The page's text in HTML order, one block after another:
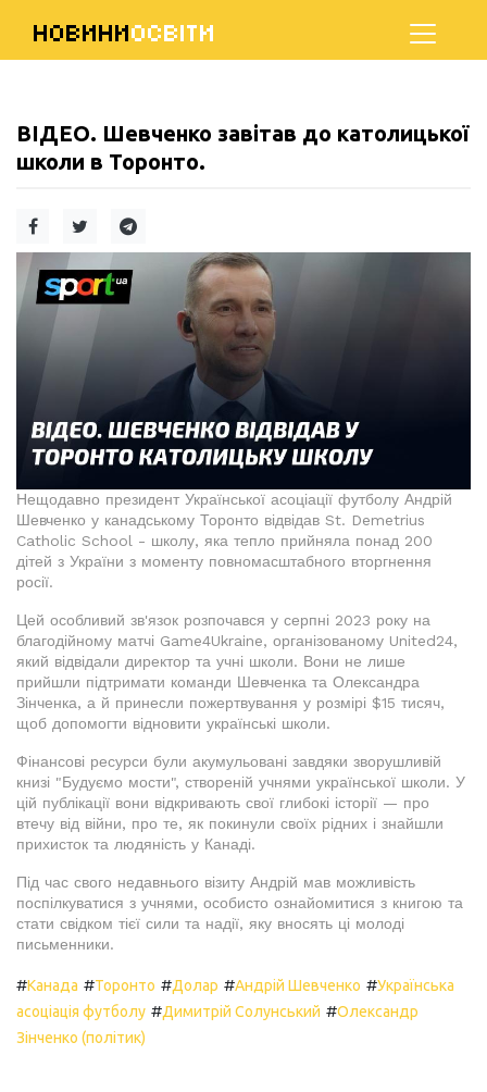
НОВИНИОСВІТИ
ВІДЕО. Шевченко завітав до католицької
школи в Торонто.
Нещодавно президент Української асоціації футболу Андрій
Шевченко у канадському Торонто відвідав St. Demetrius
Catholic School - школу, яка тепло прийняла понад 200
дітей з України з моменту повномасштабного вторгнення
росії.
Цей особливий зв'язок розпочався у серпні 2023 року на
благодійному матчі Game4Ukraine, організованому United24,
який відвідали директор та учні школи. Вони не лише
прийшли підтримати команди Шевченка та Олександра
Зінченка, а й принесли пожертвування у розмірі $15 тисяч,
щоб допомогти відновити українські школи.
Фінансові ресурси були акумульовані завдяки зворушливій
книзі "Будуємо мости", створеній учнями української школи. У
цій публікації вони відкривають свої глибокі історії — про
втечу від війни, про те, як покинули своїх рідних і знайшли
прихисток та людяність у Канаді.
Під час свого недавнього візиту Андрій мав можливість
поспілкуватися з учнями, особисто ознайомитися з книгою та
стати свідком тієї сили та надії, яку вносять ці молоді
письменники.
#Канада #Торонто #Долар #Андрій Шевченко #Українська
асоціація футболу #Димитрій Солунський #Олександр
Зінченко (політик)